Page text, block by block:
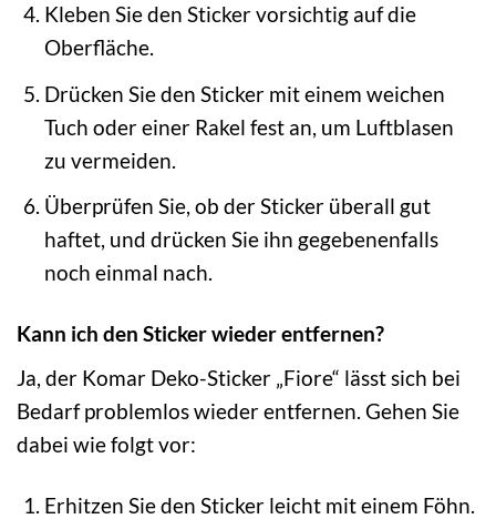
Kleben Sie den Sticker vorsichtig auf die
Oberfläche.
Drücken Sie den Sticker mit einem weichen
Tuch oder einer Rakel fest an, um Luftblasen
zu vermeiden.
Überprüfen Sie, ob der Sticker überall gut
haftet, und drücken Sie ihn gegebenenfalls
noch einmal nach.
Kann ich den Sticker wieder entfernen?
Ja, der Komar Deko-Sticker „Fiore“ lässt sich bei
Bedarf problemlos wieder entfernen. Gehen Sie
dabei wie folgt vor:
Erhitzen Sie den Sticker leicht mit einem Föhn.